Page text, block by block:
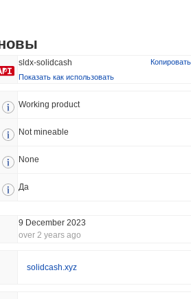
sldx-solidcash
Копировать
Показать как использовать
Working product
Not mineable
None
Да
9 December 2023
over 2 years ago
solidcash.xyz